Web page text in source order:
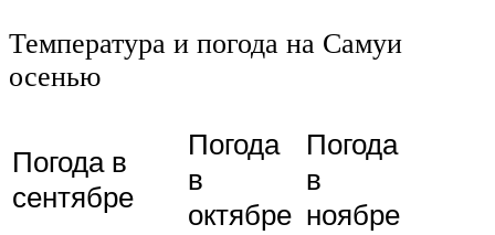
Температура и погода на Самуи
осенью
Погода в
сентябре
Погода
в
октябре
Погода
в
ноябре